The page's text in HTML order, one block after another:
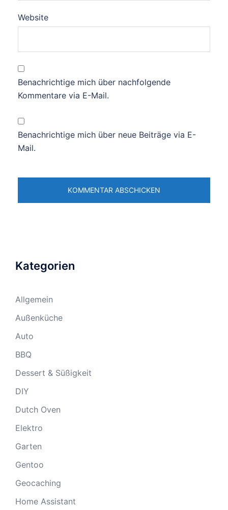
Website
Benachrichtige mich über nachfolgende
Kommentare via E-Mail.
Benachrichtige mich über neue Beiträge via E-
Mail.
Kategorien
Allgemein
Außenküche
Auto
BBQ
Dessert & Süßigkeit
DIY
Dutch Oven
Elektro
Garten
Gentoo
Geocaching
Home Assistant